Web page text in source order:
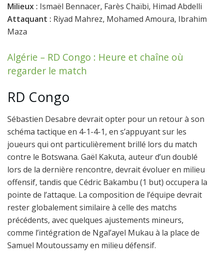
Milieux : Ismaël Bennacer, Farès Chaïbi, Himad Abdelli
Attaquant : Riyad Mahrez, Mohamed Amoura, Ibrahim
Maza
Algérie – RD Congo : Heure et chaîne où
regarder le match
RD Congo
Sébastien Desabre devrait opter pour un retour à son
schéma tactique en 4-1-4-1, en s’appuyant sur les
joueurs qui ont particulièrement brillé lors du match
contre le Botswana. Gaël Kakuta, auteur d’un doublé
lors de la dernière rencontre, devrait évoluer en milieu
offensif, tandis que Cédric Bakambu (1 but) occupera la
pointe de l’attaque. La composition de l’équipe devrait
rester globalement similaire à celle des matchs
précédents, avec quelques ajustements mineurs,
comme l’intégration de Ngal’ayel Mukau à la place de
Samuel Moutoussamy en milieu défensif.